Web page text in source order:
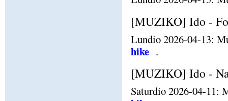
[MUZIKO] Ido -
Lundio 2026-04-13:
hike .
[MUZIKO] Ido -
Saturdio 2026-04-11: